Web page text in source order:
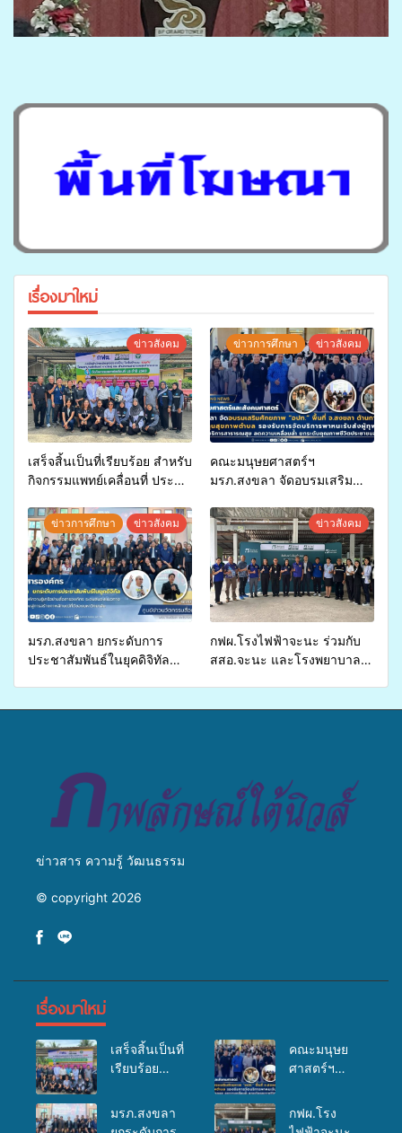
เรื่องมาใหม่
ข่าวสังคม
เสร็จสิ้นเป็นที่เรียบร้อย สำหรับ
กิจกรรมแพทย์เคลื่อนที่ ประจำ
สุขภาพแก่ประชาชนในพื้นที่
อำเภอจะนะ
ข่าวการศึกษา ข่าวสังคม
คณะมนุษยศาสตร์ฯ
มรภ.สงขลา จัดอบรมเสริม
จ่ายงบกองทุนสุขภาพตำบล
รองรับการจัดบริการพาหนะรับ
ส่งผู้ทุพพลภาพเพื่อเข้ารับ
บริการสาธารณสุข ลดความ
เหลื่อมล้ำ ยกระดับคุณภาพ
ชีวิตประชาชนอย่างยั่งยืน
ข่าวการศึกษา ข่าวสังคม
มรภ.สงขลา ยกระดับการ
ประชาสัมพันธ์ในยุคดิจิทัล
ข่าวสังคม
กฟผ.โรงไฟฟ้าจะนะ ร่วมกับ
สสอ.จะนะ และโรงพยาบาล
ข่าวสาร ความรู้ วัฒนธรรม
© copyright 2026
เรื่องมาใหม่
เสร็จสิ้นเป็นที่
เรียบร้อย
เคลื่อนที่
คณะมนุษย
ศาสตร์ฯ
จัดอบรมเสริม
ศักยภาพ
มรภ.สงขลา
กฟผ.โรง